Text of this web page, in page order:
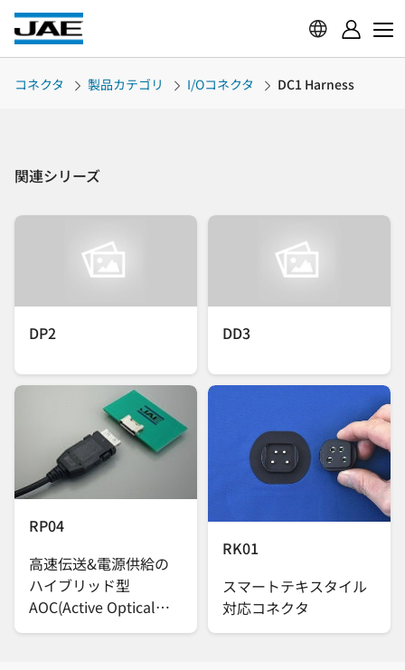
コネクタ 製品カテゴリ I/Oコネクタ DC1 Harness
関連シリーズ
DP2 DD3
RP04
高速伝送&電源供給の
ハイブリッド型
AOC(Active Optical
Cable)
RK01
スマートテキスタイル
対応コネクタ